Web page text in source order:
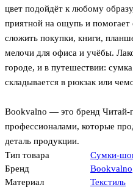
цвет подойдёт к любому
приятной на ощупь и
сложить покупки, книги,
мелочи для офиса и учёбы.
городе, и в путешествии:
складывается в рюкзак или
Bookvalno — это бренд Читай-
профессионалами, которые
деталь продукции.
Тип товара
Сумки-
Бренд
Bookvalno
Материал
Текстиль